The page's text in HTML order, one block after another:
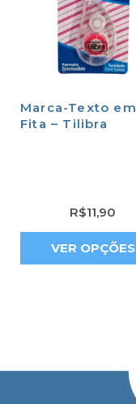
Marca-Texto em
Fita – Tilibra
R$11,90
VER OPÇÕES